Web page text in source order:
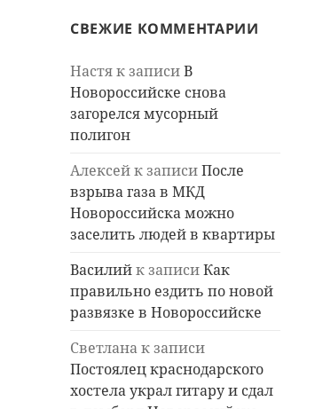
СВЕЖИЕ КОММЕНТАРИИ
Настяк записиВ
Новороссийске снова
загорелся мусорный
полигон
Алексейк записиПосле
взрыва газа в МКД
Новороссийска можно
заселить людей в квартиры
Василийк записиКак
правильно ездить по новой
развязке в Новороссийске
Светланак записи
Постоялец краснодарского
хостела украл гитару и сдал